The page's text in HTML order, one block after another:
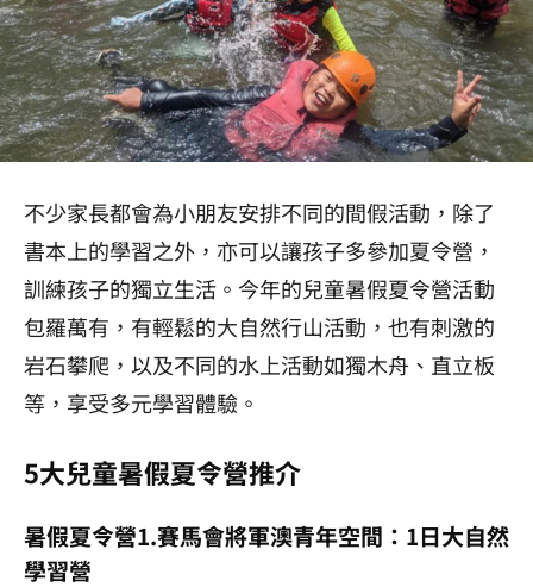
不少家長都會為小朋友安排不同的間假活動，除了
書本上的學習之外，亦可以讓孩子多參加夏令營，
訓練孩子的獨立生活。今年的兒童暑假夏令營活動
包羅萬有，有輕鬆的大自然行山活動，也有刺激的
岩石攀爬，以及不同的水上活動如獨木舟、直立板
等，享受多元學習體驗。
5大兒童暑假夏令營推介
暑假夏令營1.賽馬會將軍澳青年空間：1日大自然
學習營